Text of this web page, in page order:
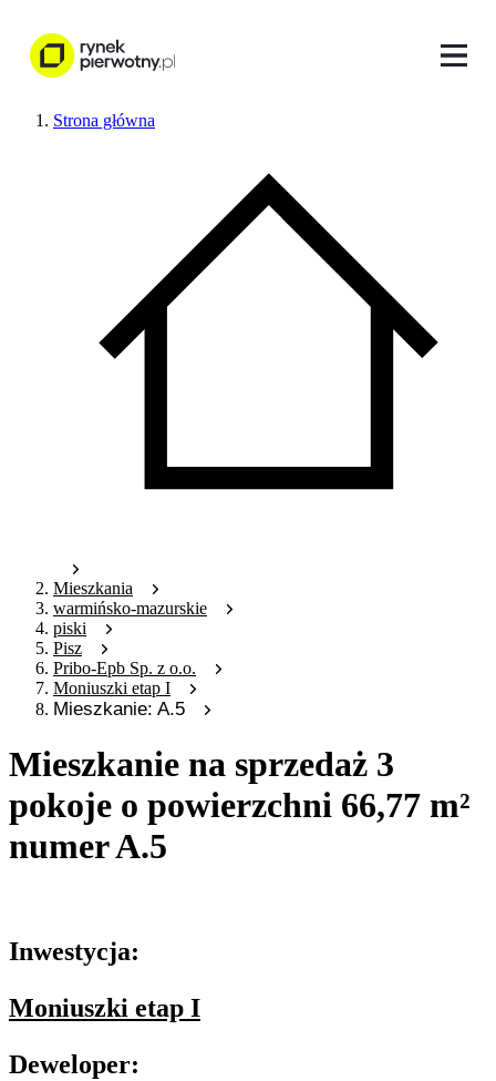
Strona główna
Mieszkania
warmińsko-mazurskie
piski
Pisz
Pribo-Epb Sp. z o.o.
Moniuszki etap I
Mieszkanie: A.5
Mieszkanie na sprzedaż 3
pokoje o powierzchni 66,77 m²
numer A.5
Inwestycja:
Moniuszki etap I
Deweloper: